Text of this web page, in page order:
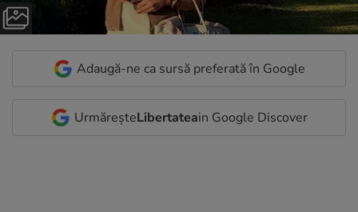
Adaugă-ne ca sursă preferată în Google
UrmăreșteLibertateain Google Discover